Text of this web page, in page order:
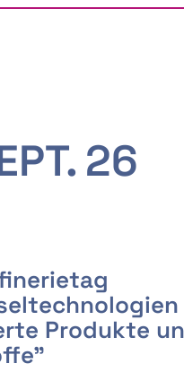
26
Produkte